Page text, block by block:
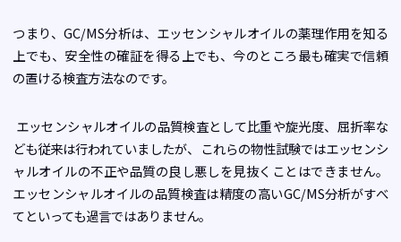
つまり、GC/MS分析は、エッセンシャルオイルの薬理作用を知る
上でも、安全性の確証を得る上でも、今のところ最も確実で信頼
の置ける検査方法なのです。
エッセンシャルオイルの品質検査として比重や旋光度、屈折率な
ども従来は行われていましたが、これらの物性試験ではエッセンシ
ャルオイルの不正や品質の良し悪しを見抜くことはできません。
エッセンシャルオイルの品質検査は精度の高いGC/MS分析がすべ
てといっても過言ではありません。